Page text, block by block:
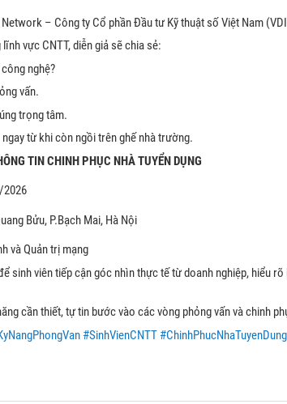
– Công ty Cổ phần Đầu tư Kỹ thuật số Việt Nam
vực CNTT, diễn giả sẽ chia sẻ:
nghệ?
vấn.
trọng tâm.
từ khi còn ngồi trên ghế nhà trường.
TIN CHINH PHỤC NHÀ TUYỂN DỤNG
2026
Bửu, P.Bạch Mai, Hà Nội
và Quản trị mạng
sinh viên tiếp cận góc nhìn thực tế từ doanh nghiệp, hiểu
cần thiết, tự tin bước vào các vòng phỏng vấn và chinh
#SinhVienCNTT #ChinhPhucNhaTuyenDung